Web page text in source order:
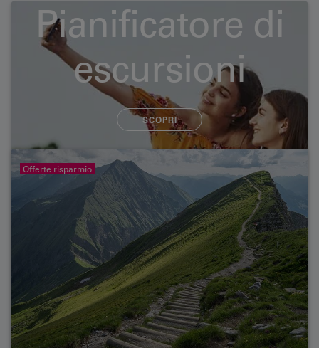
Pianificatore di
escursioni
SCOPRI
Tour in bicicletta popolari
Scoprite la regione della BLS in bicicletta. Sia
attraverso gli incantevoli altipiani dell'Emmental che
nella pianura tra il lago e i vigneti, la scelta è vostra.
Offerte risparmio